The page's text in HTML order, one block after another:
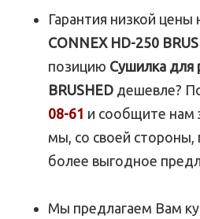
Гарантия низкой цены
CONNEX HD-250
позицию Сушилка для
BRUSHED дешевле?
08-61 и сообщите нам
мы, со своей
более выгодное
Мы предлагаем Вам